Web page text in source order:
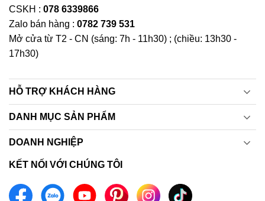
CSKH : 078 6339866
Zalo bán hàng : 0782 739 531
Mở cửa từ T2 - CN (sáng: 7h - 11h30) ; (chiều: 13h30 -
17h30)
HỖ TRỢ KHÁCH HÀNG
DANH MỤC SẢN PHẨM
DOANH NGHIỆP
KẾT NỐI VỚI CHÚNG TÔI